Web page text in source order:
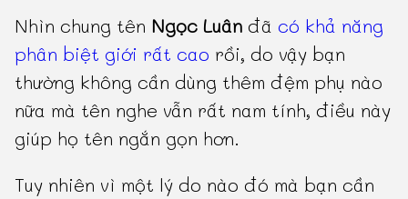
Nhìn chung tên Ngọc Luân đã có khả năng
phân biệt giới rất cao rồi, do vậy bạn
thường không cần dùng thêm đệm phụ nào
nữa mà tên nghe vẫn rất nam tính, điều này
giúp họ tên ngắn gọn hơn.
Tuy nhiên vì một lý do nào đó mà bạn cần